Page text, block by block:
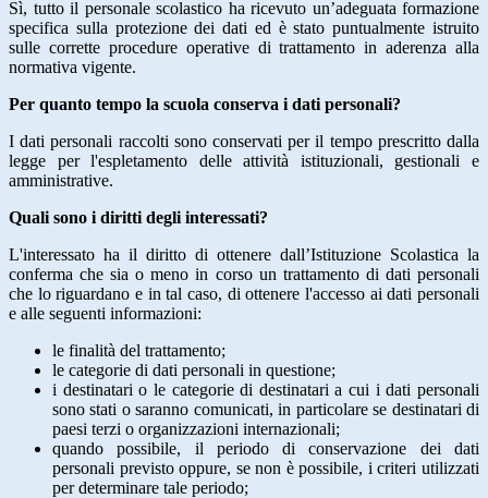
Sì, tutto il personale scolastico ha ricevuto un’adeguata formazione
specifica sulla protezione dei dati ed è stato puntualmente istruito
sulle corrette procedure operative di trattamento in aderenza alla
normativa vigente.
Per quanto tempo la scuola conserva i dati personali?
I dati personali raccolti sono conservati per il tempo prescritto dalla
legge per l'espletamento delle attività istituzionali, gestionali e
amministrative.
Quali sono i diritti degli interessati?
L'interessato ha il diritto di ottenere dall’Istituzione Scolastica la
conferma che sia o meno in corso un trattamento di dati personali
che lo riguardano e in tal caso, di ottenere l'accesso ai dati personali
e alle seguenti informazioni:
le finalità del trattamento;
le categorie di dati personali in questione;
i destinatari o le categorie di destinatari a cui i dati personali
sono stati o saranno comunicati, in particolare se destinatari di
paesi terzi o organizzazioni internazionali;
quando possibile, il periodo di conservazione dei dati
personali previsto oppure, se non è possibile, i criteri utilizzati
per determinare tale periodo;